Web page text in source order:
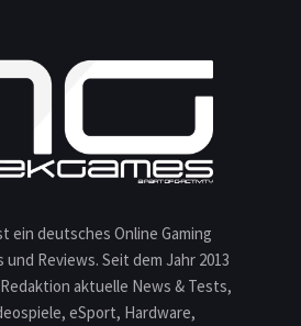
ein deutsches Online Gaming
Reviews. Seit dem Jahr 2013
aktuelle News & Tests,
eSport, Hardware,